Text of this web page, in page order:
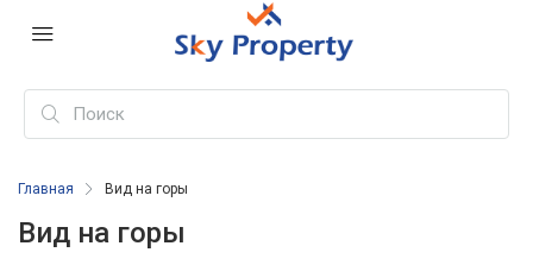
Главная Вид на горы
Вид на горы